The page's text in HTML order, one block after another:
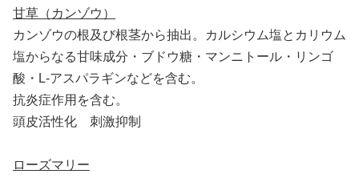
甘草（カンゾウ）
カンゾウの根及び根茎から抽出。カルシウム塩とカリウム
塩からなる甘味成分・ブドウ糖・マンニトール・リンゴ
酸・L-アスパラギンなどを含む。
抗炎症作用を含む。
頭皮活性化 刺激抑制
ローズマリー